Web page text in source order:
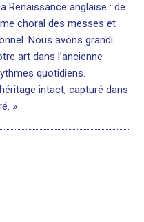
Renaissance anglaise : de
choral des messes et
Nous avons grandi
art dans l’ancienne
quotidiens.
intact, capturé dans
»